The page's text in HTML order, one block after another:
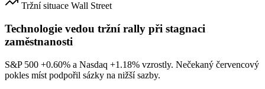
Tržní situace Wall Street
Technologie vedou tržní rally při stagnaci
zaměstnanosti
S&P 500 +0.60% a Nasdaq +1.18% vzrostly. Nečekaný červencový
pokles míst podpořil sázky na nižší sazby.